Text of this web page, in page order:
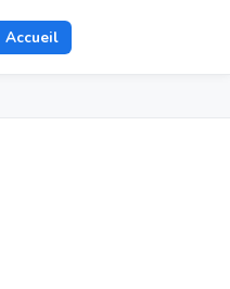
Accueil